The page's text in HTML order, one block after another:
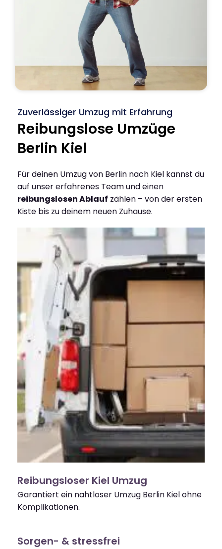
Zuverlässiger Umzug mit Erfahrung
Reibungslose Umzüge
Berlin Kiel
Für deinen Umzug von Berlin nach Kiel kannst du
auf unser erfahrenes Team und einen
reibungslosen Ablauf zählen – von der ersten
Kiste bis zu deinem neuen Zuhause.
Reibungsloser Kiel Umzug
Garantiert ein nahtloser Umzug Berlin Kiel ohne
Komplikationen.
Sorgen- & stressfrei